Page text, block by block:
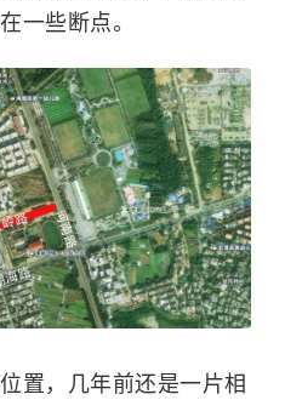
一些断点。
置，几年前还是一片相